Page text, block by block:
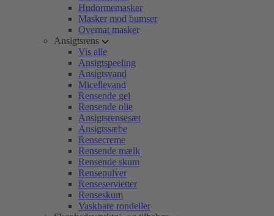
Hudormemasker
Masker mod bumser
Overnat masker
Ansigtsrens
Vis alle
Ansigtspeeling
Ansigtsvand
Micellevand
Rensende gel
Rensende olie
Ansigtsrensesæt
Ansigtssæbe
Rensecreme
Rensende mælk
Rensende skum
Rensepulver
Renseservietter
Renseskum
Vaskbare rondeller